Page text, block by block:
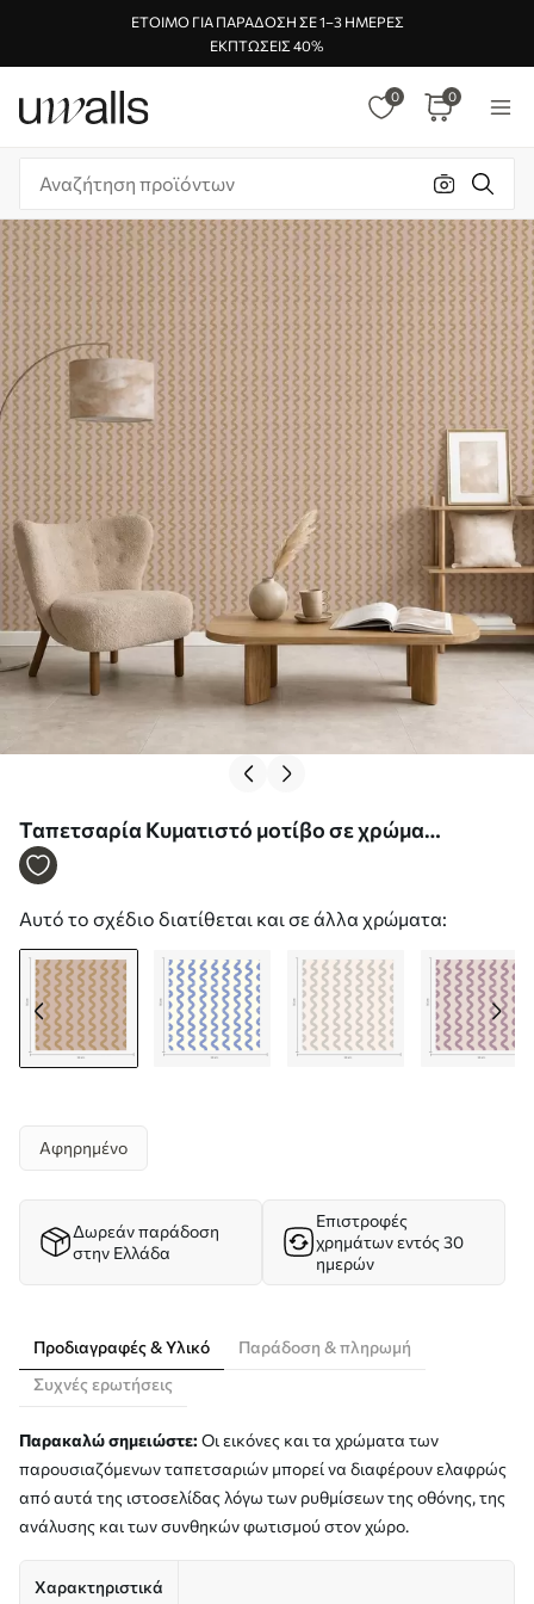
ΈΤΟΙΜΟ ΓΙΑ ΠΑΡΆΔΟΣΗ ΣΕ 1–3 ΗΜΈΡΕΣ
ΕΚΠΤΏΣΕΙΣ 40%
0 0
Ταπετσαρία Κυματιστό μοτίβο σε χρώμα
μουστάρδας πάνω σε μπεζ φόντο Nr. a01187v1
Αυτό το σχέδιο διατίθεται και σε άλλα χρώματα:
Αφηρημένο
Δωρεάν παράδοση
στην Ελλάδα
Επιστροφές
χρημάτων εντός 30
ημερών
Προδιαγραφές & Υλικό
Παράδοση & πληρωμή
Συχνές ερωτήσεις
Παρακαλώ σημειώστε: Οι εικόνες και τα χρώματα των
παρουσιαζόμενων ταπετσαριών μπορεί να διαφέρουν ελαφρώς
από αυτά της ιστοσελίδας λόγω των ρυθμίσεων της οθόνης, της
ανάλυσης και των συνθηκών φωτισμού στον χώρο.
Χαρακτηριστικά